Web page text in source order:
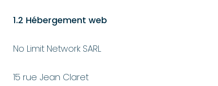
1.2 Hébergement web
No Limit Network SARL
15 rue Jean Claret